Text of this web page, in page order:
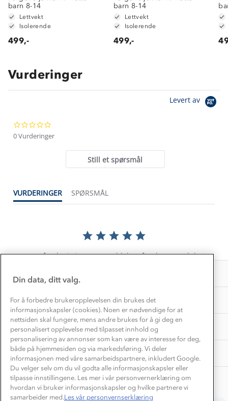
barn 8-14
Lettvekt
Isolerende
499,-
barn 8-14
Lettvekt
Isolerende
499,-
Vurderinger
Levert av
star
0 Vurderinger
Still et spørsmål
VURDERINGER SPØRSMÅL
Det er foreløpig ingen anmeldelser for dette produktet.
Kundeservice
Kundeklubb
Bedrift, barnehage og SFO
OM OSS
Klima og miljø
1% til samfunnet
TIPS OG RÅD
Trelagsprinsippet barn
Alt du trenger til Norgesferien
Gravidklær
Vask og vedlikehold
EL-retur
Store størrelser
Turmat oppskrifter
Beredskap
AKTIVITETER
Få turinspirasjon og tips her⛰
Storms turtips🐿️
Leirskole 🥾
Barnehageansatt
Tips til hyttetur
Din data, ditt valg.
For å forbedre brukeropplevelsen din brukes det
informasjonskapsler (cookies). Noen er nødvendige for at
nettsiden skal fungere, mens andre brukes for å gi deg en
personalisert opplevelse med tilpasset innhold og
personalisering av annonser som kan være av interesse for deg,
både på hjemmesiden og via markedsføring. Vi deler
informasjonen med våre samarbeidspartnere, inkludert Google.
Du velger selv om du vil godta alle informasjonskapsler eller
tilpasse innstillingene. Les mer i vår personvernerklæring om
hvordan vi bruker informasjonskapsler og hvilke partnere vi
samarbeider med.Les vår personvernserklæring